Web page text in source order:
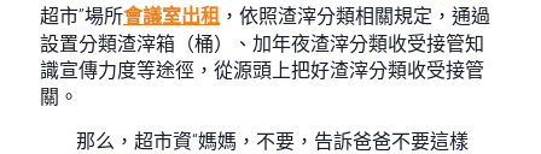
超市”場所會議室出租 ，依照渣滓分類相關規定，通過
設置分類渣滓箱（桶）、加年夜渣滓分類收受接管知
識宣傳力度等途徑，從源頭上把好渣滓分類收受接管
關。
那么，超市資“媽媽，不要，告訴爸爸不要這樣